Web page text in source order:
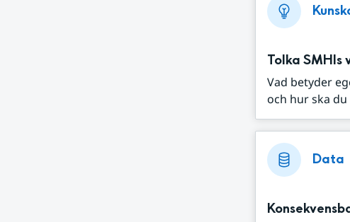
Tolka
Vad betyder
och hur ska
Data